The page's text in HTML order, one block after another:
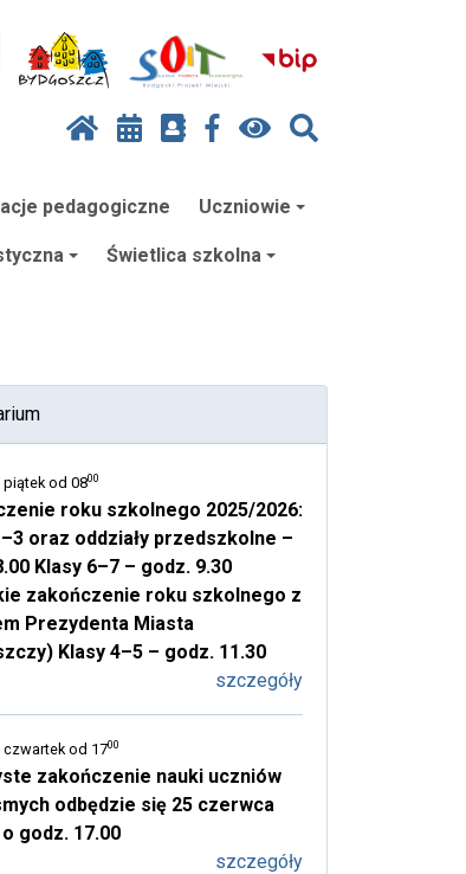
pedagogiczne Uczniowie
Świetlica szkolna
piątek od 0800
roku szkolnego 2025/2026:
oraz oddziały przedszkolne –
Klasy 6–7 – godz. 9.30
zakończenie roku szkolnego z
Prezydenta Miasta
Klasy 4–5 – godz. 11.30
szczegóły
czwartek od 1700
zakończenie nauki uczniów
odbędzie się 25 czerwca
godz. 17.00
szczegóły